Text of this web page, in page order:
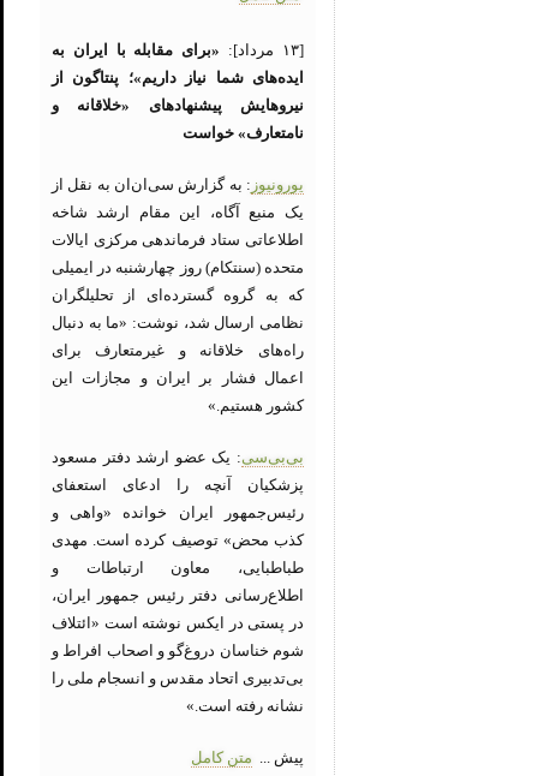
[۱۳ مرداد]:
«برای مقابله با ایران به
ایده‌های شما نیاز داریم»؛ پنتاگون از
نیروهایش پیشنهادهای «خلاقانه و
نامتعارف» خواست
یورونیوز : به گزارش سی‌ان‌ان به نقل از
یک منبع آگاه، این مقام ارشد شاخه
اطلاعاتی ستاد فرماندهی مرکزی ایالات
متحده (سنتکام) روز چهارشنبه در ایمیلی
که به گروه گسترده‌ای از تحلیلگران
نظامی ارسال شد، نوشت: «ما به دنبال
راه‌های خلاقانه و غیرمتعارف برای
اعمال فشار بر ایران و مجازات این
کشور هستیم.»
بی‌بی‌سی: یک عضو ارشد دفتر مسعود
پزشکیان آنچه را ادعای استعفای
رئیس‌جمهور ایران خوانده «واهی و
کذب محض» توصیف کرده است. مهدی
طباطبایی، معاون ارتباطات و
اطلاع‌رسانی دفتر رئیس جمهور ایران،
در پستی در ایکس نوشته است «ائتلاف
شوم خناسان دروغ‌گو و اصحاب افراط و
بی‌تدبیری اتحاد مقدس و انسجام ملی را
نشانه رفته است.»
پیش ... متن کامل